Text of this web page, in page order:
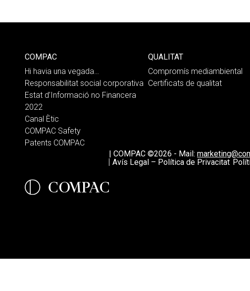
COMPAC
Hi havia una vegada…
Responsabilitat social corporativa
Estat d’Informació no Financera
2022
Canal Ètic
COMPAC Safety
Patents COMPAC
QUALITAT
Compromís mediambiental
Certificats de qualitat
| COMPAC ©2026 - Mail:
Avís Legal – Política de Privacitat